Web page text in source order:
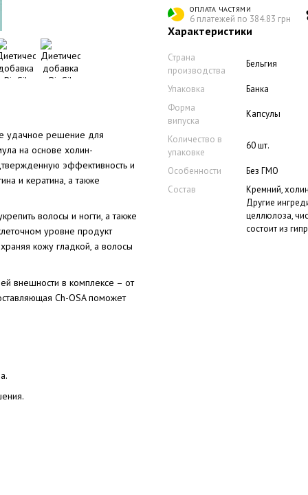
удачное решение для
на основе холин-
эффективность и
и кератина, а также
волосы и ногти, а также
уровне продукт
кожу гладкой, а волосы
внешности в комплексе – от
Ch-OSA поможет
ОПЛАТА ЧАСТЯМИ
6 платежей по 384.83 грн
Характеристики
Страна
производства
Бельгия
Упаковка
Банка
Форма
випуска
Капсулы
Количество в
упаковке
60 шт.
Особенности
Без ГМО
Состав
Кремний,
Другие
целлюлоза,
состоит из